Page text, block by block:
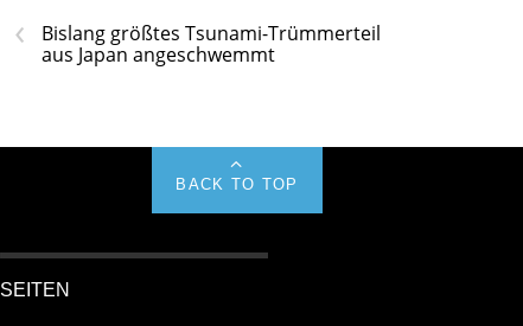
‹
Bislang größtes Tsunami-Trümmerteil
aus Japan angeschwemmt
BACK TO TOP
SEITEN